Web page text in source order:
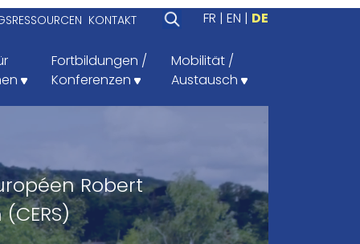
KONTAKT FR EN DE
Fortbildungen /
Konferenzen
Mobilität /
Austausch
Robert